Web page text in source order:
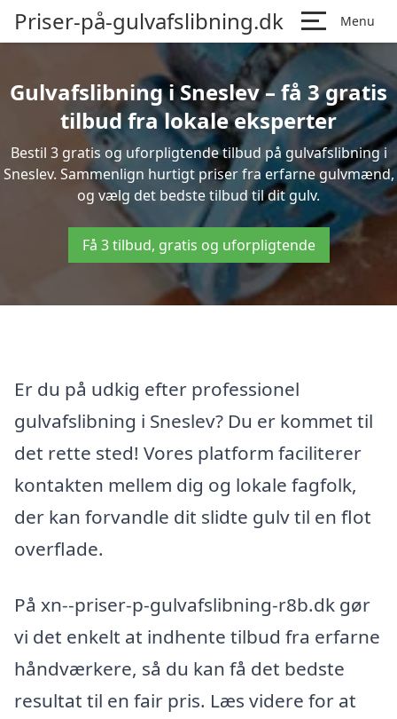
Priser-på-gulvafslibning.dk Menu
Gulvafslibning i Sneslev – få 3 gratis
tilbud fra lokale eksperter
Bestil 3 gratis og uforpligtende tilbud på gulvafslibning i
Sneslev. Sammenlign hurtigt priser fra erfarne gulvmænd,
og vælg det bedste tilbud til dit gulv.
Få 3 tilbud, gratis og uforpligtende
Er du på udkig efter professionel
gulvafslibning i Sneslev? Du er kommet til
det rette sted! Vores platform faciliterer
kontakten mellem dig og lokale fagfolk,
der kan forvandle dit slidte gulv til en flot
overflade.
På xn--priser-p-gulvafslibning-r8b.dk gør
vi det enkelt at indhente tilbud fra erfarne
håndværkere, så du kan få det bedste
resultat til en fair pris. Læs videre for at